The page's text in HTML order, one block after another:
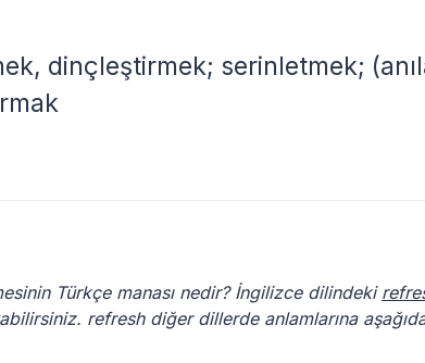
dinçleştirmek; serinletmek;
Türkçe manası nedir? İngilizce dilindeki
refresh diğer dillerde anlamlarına